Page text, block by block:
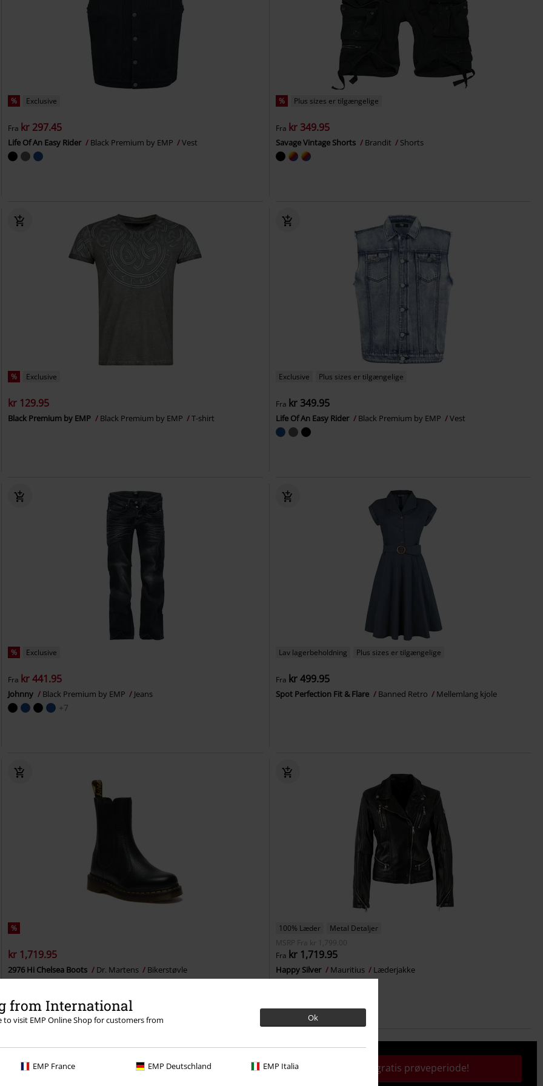
from International
to visit EMP Online Shop for customers from Ok
EMP France EMP Deutschland EMP Italia
% Exclusive
Fra kr 297.45
Life Of An Easy Rider Black Premium by EMP Vest
% Plus sizes er tilgængelige
Fra kr 349.95
Savage Vintage Shorts Brandit Shorts
% Exclusive
kr 129.95
Black Premium by EMP Black Premium by EMP T-shirt
Exclusive Plus sizes er tilgængelige
Fra kr 349.95
Life Of An Easy Rider Black Premium by EMP Vest
% Exclusive
Fra kr 441.95
Johnny Black Premium by EMP Jeans
+7
Lav lagerbeholdning Plus sizes er tilgængelige
Fra kr 499.95
Spot Perfection Fit & Flare Banned Retro Mellemlang kjole
%
kr 1,719.95
2976 Hi Chelsea Boots Dr. Martens Bikerstøvle
100% Læder
Metal Detaljer
MSRP
Fra kr 1,799.00
Fra kr 1,719.95
Happy Silver Mauritius Læderjakke
med en 30-dages prøveperiode på vores BACKSTAGE Aktivér din gratis prøveperiode!